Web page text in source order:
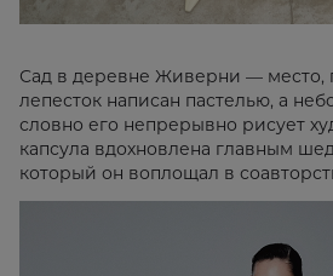
Сад в деревне Живерни — место,
лепесток написан пастелью, а
словно его непрерывно рисует
капсула вдохновлена главным
который он воплощал в